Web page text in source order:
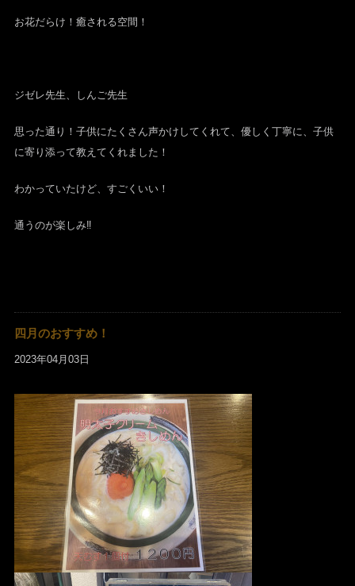
お花だらけ！癒される空間！
ジゼレ先生、しんご先生
思った通り！子供にたくさん声かけしてくれて、優しく丁寧に、子供
に寄り添って教えてくれました！
わかっていたけど、すごくいい！
通うのが楽しみ‼︎
四月のおすすめ！
2023年04月03日